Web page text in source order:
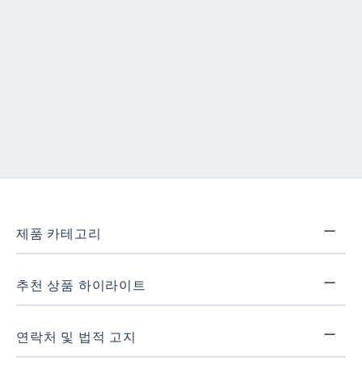
제품 카테고리
추천 상품 하이라이트
연락처 및 법적 고지